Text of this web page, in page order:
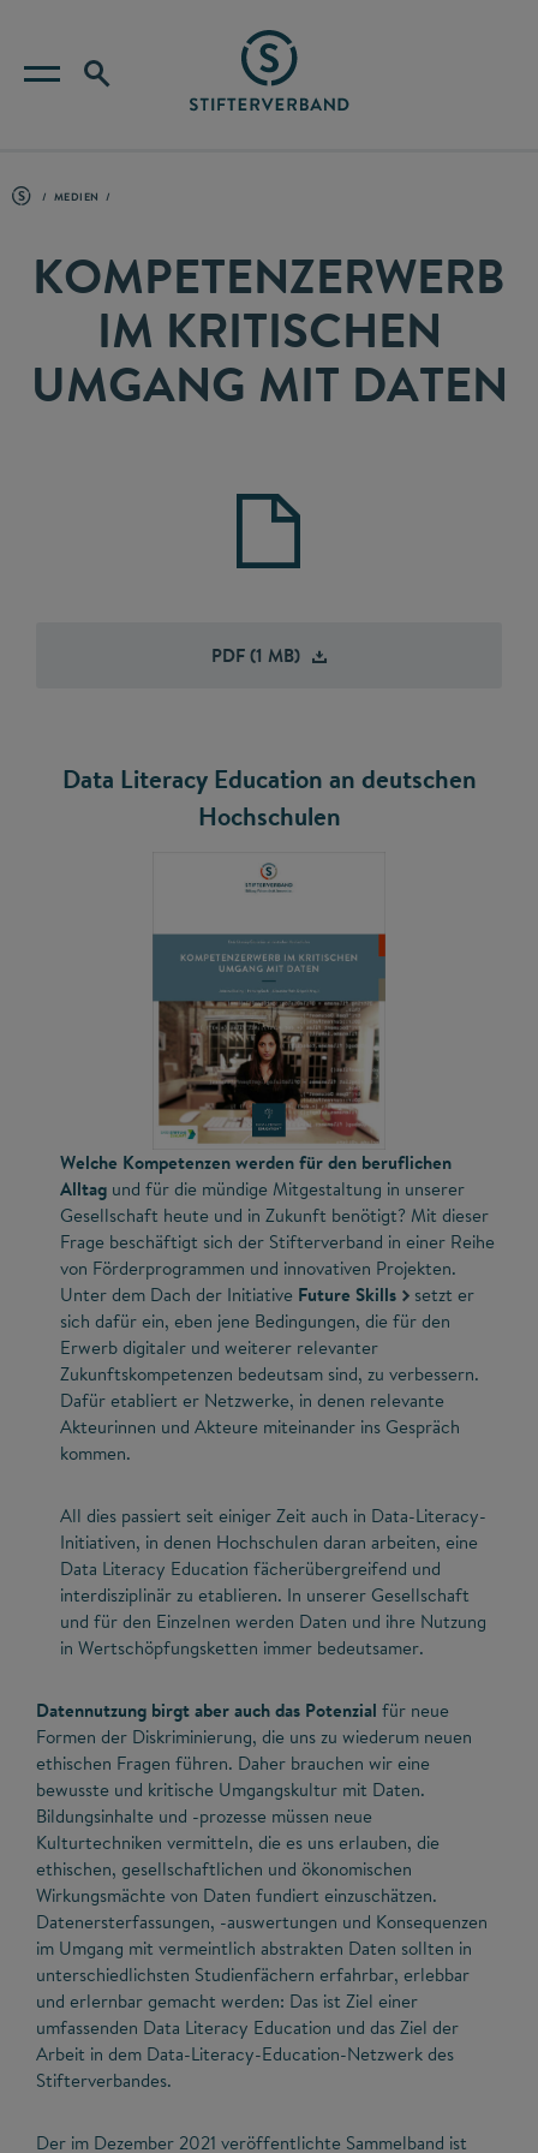
MEDIEN
KOMPETENZERWERB
IM KRITISCHEN
UMGANG MIT DATEN
PDF (1 MB)
Data Literacy Education an deutschen
Hochschulen
Welche Kompetenzen werden für den beruflichen
Alltag und für die mündige Mitgestaltung in unserer
Gesellschaft heute und in Zukunft benötigt? Mit dieser
Frage beschäftigt sich der Stifterverband in einer Reihe
von Förderprogrammen und innovativen Projekten.
Unter dem Dach der Initiative Future Skills
setzt er
sich dafür ein, eben jene Bedingungen, die für den
Erwerb digitaler und weiterer relevanter
Zukunftskompetenzen bedeutsam sind, zu verbessern.
Dafür etabliert er Netzwerke, in denen relevante
Akteurinnen und Akteure miteinander ins Gespräch
kommen.
All dies passiert seit einiger Zeit auch in Data-Literacy-
Initiativen, in denen Hochschulen daran arbeiten, eine
Data Literacy Education fächerübergreifend und
interdisziplinär zu etablieren. In unserer Gesellschaft
und für den Einzelnen werden Daten und ihre Nutzung
in Wertschöpfungsketten immer bedeutsamer.
Datennutzung birgt aber auch das Potenzial für neue
Formen der Diskriminierung, die uns zu wiederum neuen
ethischen Fragen führen. Daher brauchen wir eine
bewusste und kritische Umgangskultur mit Daten.
Bildungsinhalte und -prozesse müssen neue
Kulturtechniken vermitteln, die es uns erlauben, die
ethischen, gesellschaftlichen und ökonomischen
Wirkungsmächte von Daten fundiert einzuschätzen.
Datenersterfassungen, -auswertungen und Konsequenzen
im Umgang mit vermeintlich abstrakten Daten sollten in
unterschiedlichsten Studienfächern erfahrbar, erlebbar
und erlernbar gemacht werden: Das ist Ziel einer
umfassenden Data Literacy Education und das Ziel der
Arbeit in dem Data-Literacy-Education-Netzwerk des
Stifterverbandes.
Der im Dezember 2021 veröffentlichte Sammelband ist